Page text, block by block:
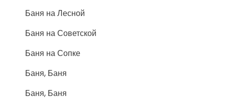
Баня на Лесной
Баня на Советской
Баня на Сопке
Баня, Баня
Баня, Баня